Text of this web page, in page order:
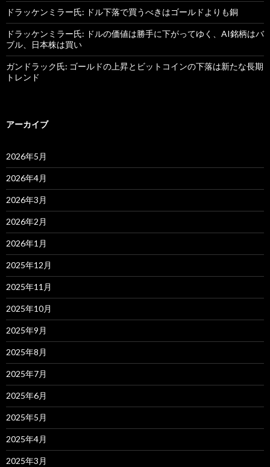
ドラッケンミラー氏: ドル下落で買うべきはゴールドよりも銅
ドラッケンミラー氏: ドルの価値は勝手に下がってゆく、AI銘柄はバ
ブル、日本株は買い
ガンドラック氏: ゴールドの上昇とビットコインの下落は新たな長期
トレンド
アーカイブ
2026年5月
2026年4月
2026年3月
2026年2月
2026年1月
2025年12月
2025年11月
2025年10月
2025年9月
2025年8月
2025年7月
2025年6月
2025年5月
2025年4月
2025年3月